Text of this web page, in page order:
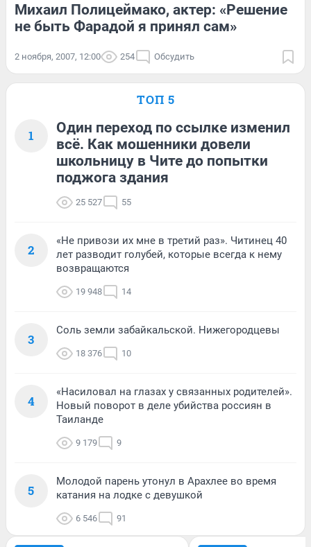
Михаил Полицеймако, актер: «Решение
не быть Фарадой я принял сам»
2 ноября, 2007, 12:00 254 Обсудить
ТОП 5
1
Один переход по ссылке изменил
всё. Как мошенники довели
школьницу в Чите до попытки
поджога здания
25 527 55
2
«Не привози их мне в третий раз». Читинец 40
лет разводит голубей, которые всегда к нему
возвращаются
19 948 14
3
Соль земли забайкальской. Нижегородцевы
18 376 10
4
«Насиловал на глазах у связанных родителей».
Новый поворот в деле убийства россиян в
Таиланде
9 179 9
5
Молодой парень утонул в Арахлее во время
катания на лодке с девушкой
6 546 91